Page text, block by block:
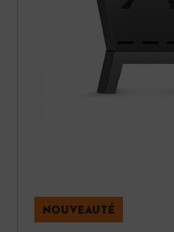
NOUVEAUTÉ